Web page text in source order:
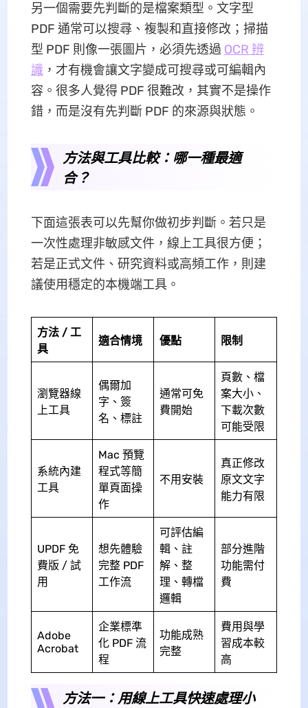
另一個需要先判斷的是檔案類型。文字型
PDF 通常可以搜尋、複製和直接修改；掃描
型 PDF 則像一張圖片，必須先透過 OCR 辨
識 ，才有機會讓文字變成可搜尋或可編輯內
容。很多人覺得 PDF 很難改，其實不是操作
錯，而是沒有先判斷 PDF 的來源與狀態。
方法與工具比較：哪一種最適
合？
下面這張表可以先幫你做初步判斷。若只是
一次性處理非敏感文件，線上工具很方便；
若是正式文件、研究資料或高頻工作，則建
議使用穩定的本機端工具。
方法 / 工
具
適合情境 優點 限制
瀏覽器線
上工具
偶爾加
字、簽
名、標註
通常可免
費開始
頁數、檔
案大小、
下載次數
可能受限
系統內建
工具
Mac 預覽
程式等簡
單頁面操
作
不用安裝
真正修改
原文文字
能力有限
UPDF 免
費版 / 試
用
想先體驗
完整 PDF
工作流
可評估編
輯、註
解、整
理、轉檔
邏輯
部分進階
功能需付
費
Adobe
Acrobat
企業標準
化 PDF 流
程
功能成熟
完整
費用與學
習成本較
高
方法一：用線上工具快速處理小